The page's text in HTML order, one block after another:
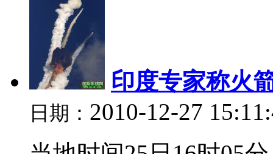
印度专家称火
日期： 2010-12-27